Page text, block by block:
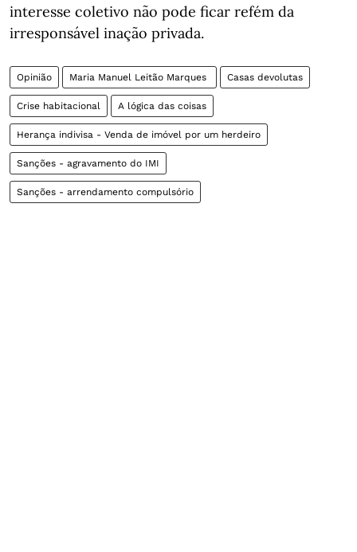
interesse coletivo não pode ficar refém da
irresponsável inação privada.
Opinião Maria Manuel Leitão Marques Casas devolutas
Crise habitacional A lógica das coisas
Herança indivisa - Venda de imóvel por um herdeiro
Sanções - agravamento do IMI
Sanções - arrendamento compulsório